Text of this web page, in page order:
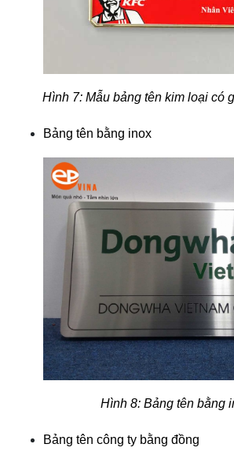
Hình 7: Mẫu bảng tên kim loại có
Bảng tên bằng inox
Hình 8: Bảng tên bằng
Bảng tên công ty bằng đồng